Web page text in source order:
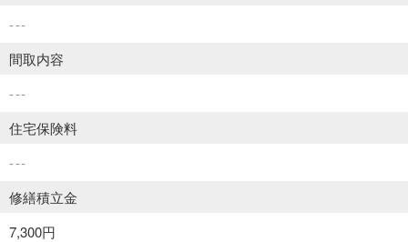
---
間取内容
---
住宅保険料
---
修繕積立金
7,300円